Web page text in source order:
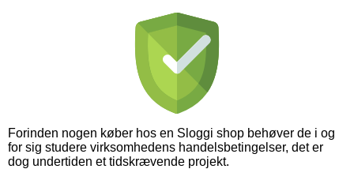
Forinden nogen køber hos en Sloggi shop behøver de i og
for sig studere virksomhedens handelsbetingelser, det er
dog undertiden et tidskrævende projekt.